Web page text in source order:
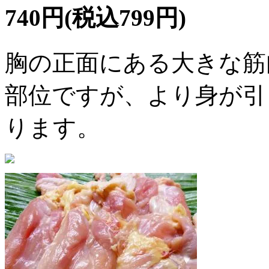
740円(税込799円)
胸の正面にある大きな
部位ですが、より身が
ります。